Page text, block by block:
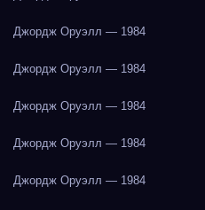
Джордж Оруэлл — 1984
Джордж Оруэлл — 1984
Джордж Оруэлл — 1984
Джордж Оруэлл — 1984
Джордж Оруэлл — 1984